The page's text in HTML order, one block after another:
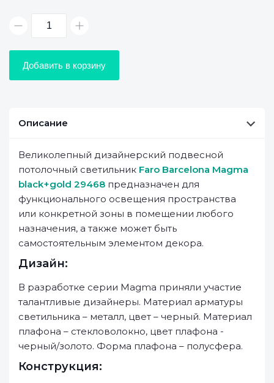
Добавить в корзину
Описание
Великолепный дизайнерский подвесной
потолочный светильник Faro Barcelona Magma
black+gold 29468 предназначен для
функционального освещения пространства
или конкретной зоны в помещении любого
назначения, а также может быть
самостоятельным элементом декора.
Дизайн:
В разработке серии Magma приняли участие
талантливые дизайнеры. Материал арматуры
светильника – металл, цвет – черный. Материал
плафона – стекловолокно, цвет плафона -
черный/золото. Форма плафона – полусфера.
Конструкция: